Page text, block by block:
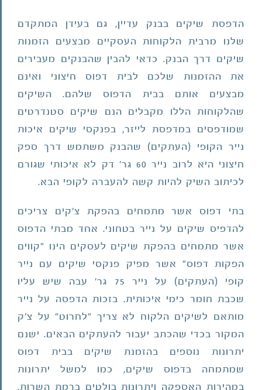
הדפסת שיקים בבנק עדיין, גם בעידן המתקדם
שלנו מרבית הלקוחות העסקיים מבצעים הזמנות
שיקים דרך הבנק. כדאי להבין שהבנקים מעבירים
את ההזמנות שלכם לבית דפוס חיצוני ואינם
מבצעים אותם בבית הדפוס שלהם. השיקים
שהלקוחות הללו מקבלים הנם שיקים סטנדרטים
שמודפסים במדפסת לייזר, בפנקסי שיקים איכות
נייר הקופי (העתקים) שהבנק משתמש דרך ספק
חיצוני היא לרוב נייר 60 גר' דק לא איכותי שגורם
לכיתוב השיק להיות קשה להעברה לקופי הבא.
בתי דפוס אשר מתמחים בהפקת צ'קים צריכים
להדפיס שיקים על נייר בטחוני. אחד מבתי הדפוס
אשר מתמחים בהפקת שיקים לעסקים הינו "קווים
הפקות דפוס" אשר מפיק פנקסי שיקים עם נייר
קופי (העתקים) על נייר 75 גר' עבה שיש עליו
שכבת חומר כימי איכותית. בזכות הדפסה על נייר
מותאם לשיקים הלקוח לא צריך "לחרוט" על צ'ק
המקור בכדי שהכתב יעבור להעתקים הבאים. ישנם
יתרונות נוספים בהזמנת שיקים בבית דפוס
שמתמחה בדפוס שיקים, כמו למשל יתרונות
במהירות האספקה ויתרונות בולטים ברמת השרות.